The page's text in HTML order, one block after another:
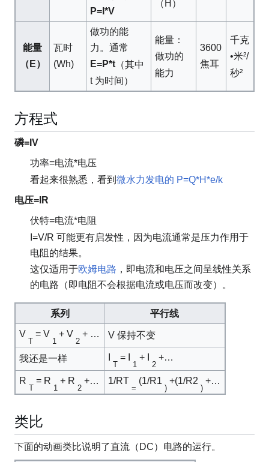
P=I*V
（H）
能量
（E）
瓦时
(Wh)
做功的能
力。通常
E=P*t（其中
t 为时间）
能量：
做功的
能力
3600
焦耳
千克
•米²/
秒²
方程式
磷=IV
功率=电流*电压
看起来很熟悉，看到 微水力发电的 P=Q*H*e/k
电压=IR
伏特=电流*电阻
I=V/R 可能更有启发性，因为电流通常是压力作用于
电阻的结果。
这仅适用于欧姆电路 ，即电流和电压之间呈线性关系
的电路（即电阻不会根据电流或电压而改变）。
系列
平行线
V
T
= V
1
+ V
2
+ … V 保持不变
我还是一样
T
= I
1
+ I
2
+…
R
T
= R
1
+ R
2
+… 1/RT
=
(1/R1
)
+(1/R2
)
+…
类比
下面的动画类比说明了直流（DC）电路的运行。